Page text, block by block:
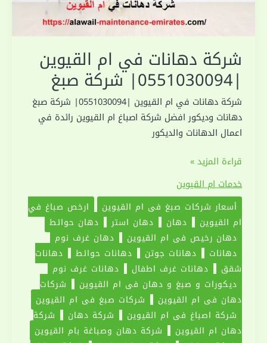
شركة دهانات في ام القيوين
|0551030094| شركة صبغ
شركة دهانات في ام القيوين |0551030094| شركة صبغ
دهانات وديكور افضل شركة اصباغ ام القيوين رائدة في
اعمال الدهانات والديكور
شركة
دهانات
في
ام
القيوين
شركة
صبغ
قراءة المزيد »
خدمات ام القيوين
أسعار شركات صبغ في ام القيوين
ارخص صباغ في
ام القيوين
دهان دهان استر
دهان حوائط
دهان رخيص في ام القيوين
دهان غرف نوم
دهانات
دهانات جوتن دهانات حوائط
دهانات
شقق
دهانات غرف اطفال
دهانات غرف نوم
ديكورات و صبغ و دهان في ام القيوين
شركات
دهان في ام القيوين
شركات صبغ في ام القيوين
شركة اصباغ في ام القيوين
شركة دهان
شركة
دهان ام القيوين
شركة دهان وصباغة بام القيوين